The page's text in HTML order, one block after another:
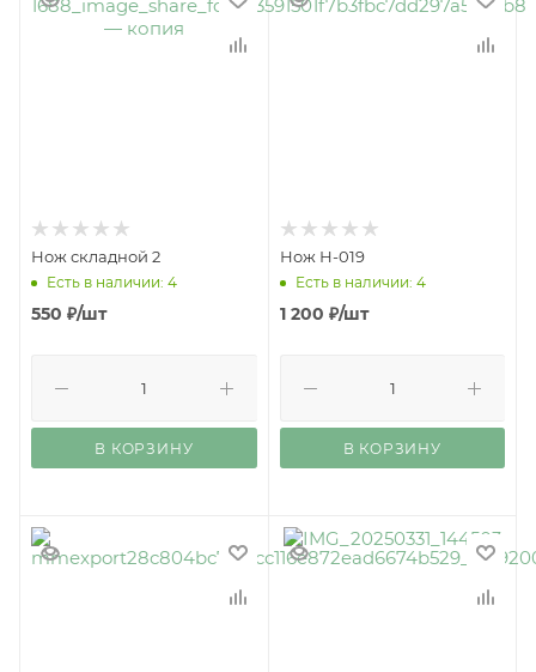
Нож складной 2
Есть в наличии: 4
550 ₽/шт
В КОРЗИНУ
Нож Н-019
Есть в наличии: 4
1 200 ₽/шт
В КОРЗИНУ